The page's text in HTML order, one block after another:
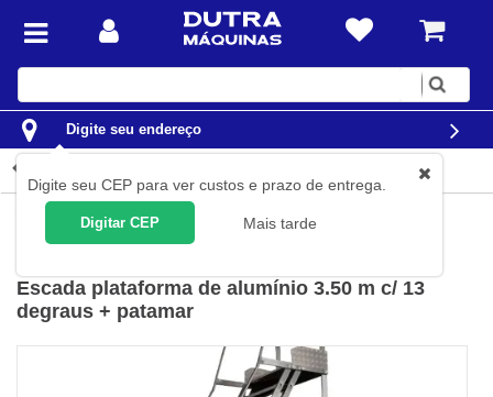
Digite
Digite seu endereço
Digite seu CEP para ver custos e prazo de entrega.
Digitar CEP Mais tarde
Construção Civil Plataforma
Escada plataforma de alumínio 3.50 m c/ 13
degraus + patamar